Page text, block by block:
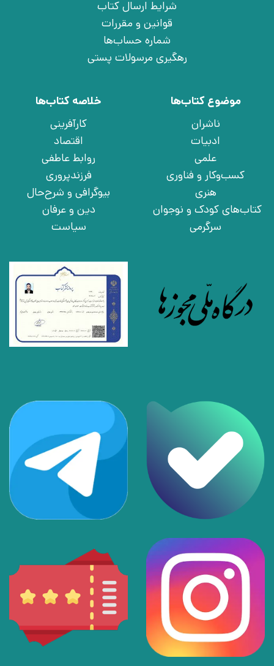
شرایط ارسال کتاب
قوانین و مقررات
شماره حساب‌ها
رهگیری مرسولات پستی
موضوع کتاب‌ها
ناشران
ادبیات
علمی
کسب‌وکار و فناوری
هنری
کتاب‌های کودک و نوجوان
سرگرمی
خلاصه کتاب‌ها
کارآفرینی
اقتصاد
روابط عاطفی
فرزندپروری
بیوگرافی و شرح‌حال
دین و عرفان
سیاست